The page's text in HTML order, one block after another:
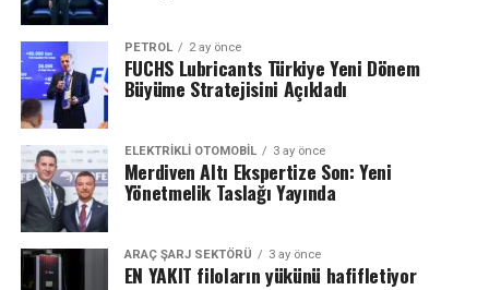
PETROL 2 ay önce
FUCHS Lubricants Türkiye Yeni Dönem
Büyüme Stratejisini Açıkladı
ELEKTRIKLI OTOMOBIL 3 ay önce
Merdiven Altı Ekspertize Son: Yeni
Yönetmelik Taslağı Yayında
ARAÇ ŞARJ SEKTÖRÜ 3 ay önce
EN YAKIT filoların yükünü hafifletiyor